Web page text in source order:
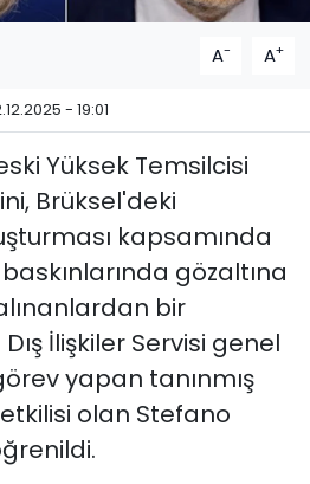
A- A+
- 19:01
Yüksek Temsilcisi
Brüksel'deki
kapsamında
gözaltına
bir
İlişkiler Servisi genel
yapan tanınmış
olan Stefano